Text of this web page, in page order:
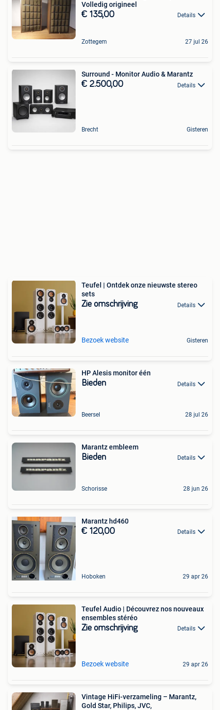
Volledig origineel
€ 135,00 Details
Zottegem 27 jul 26
Surround - Monitor Audio & Marantz
€ 2.500,00 Details
Brecht Gisteren
Teufel | Ontdek onze nieuwste stereo
sets
Zie omschrijving Details
Bezoek website Gisteren
HP Alesis monitor één
Bieden Details
Beersel 28 jul 26
Marantz embleem
Bieden Details
Schorisse 28 jun 26
Marantz hd460
€ 120,00 Details
Hoboken 29 apr 26
Teufel Audio | Découvrez nos nouveaux
ensembles stéréo
Zie omschrijving Details
Bezoek website 29 apr 26
Vintage HiFi-verzameling – Marantz,
Gold Star, Philips, JVC,